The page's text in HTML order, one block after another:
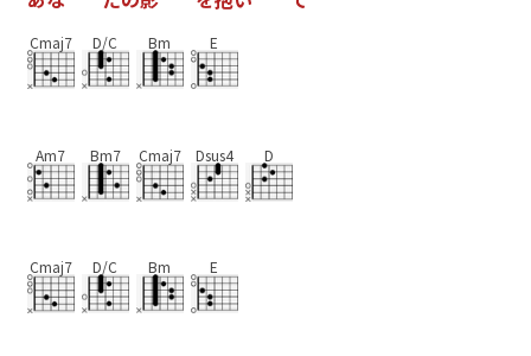
Cmaj7 D/C Bm E
Am7 Bm7 Cmaj7 Dsus4 D
Cmaj7 D/C Bm E